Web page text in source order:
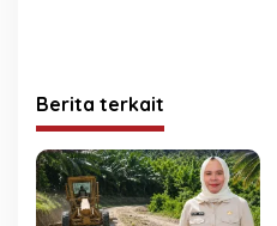
Berita terkait